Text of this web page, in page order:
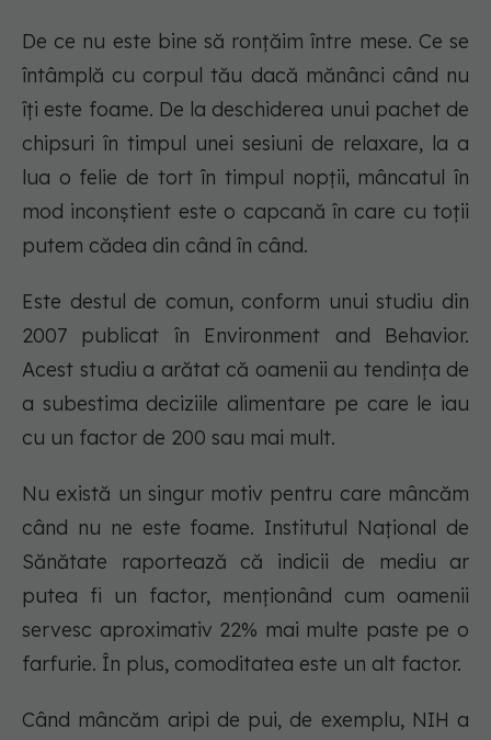
De ce nu este bine să ronțăim între mese. Ce se
întâmplă cu corpul tău dacă mănânci când nu
îți este foame. De la deschiderea unui pachet de
chipsuri în timpul unei sesiuni de relaxare, la a
lua o felie de tort în timpul nopții, mâncatul în
mod inconștient este o capcană în care cu toții
putem cădea din când în când.
Este destul de comun, conform unui studiu din
2007 publicat în Environment and Behavior.
Acest studiu a arătat că oamenii au tendința de
a subestima deciziile alimentare pe care le iau
cu un factor de 200 sau mai mult.
Nu există un singur motiv pentru care mâncăm
când nu ne este foame. Institutul Național de
Sănătate raportează că indicii de mediu ar
putea fi un factor, menționând cum oamenii
servesc aproximativ 22% mai multe paste pe o
farfurie. În plus, comoditatea este un alt factor.
Când mâncăm aripi de pui, de exemplu, NIH a